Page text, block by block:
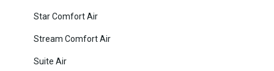
Star Comfort Air
Stream Comfort Air
Suite Air